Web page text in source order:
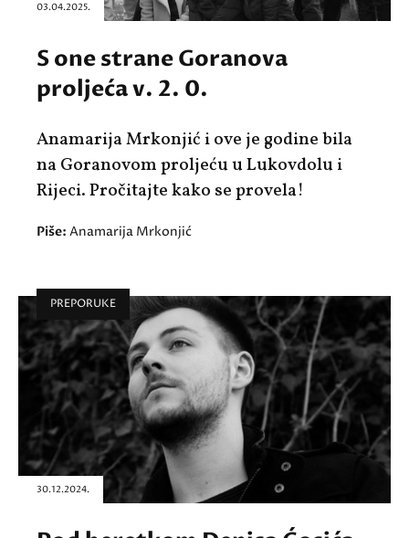
03.04.2025.
S one strane Goranova
proljeća v. 2. 0.
Anamarija Mrkonjić i ove je godine bila
na Goranovom proljeću u Lukovdolu i
Rijeci. Pročitajte kako se provela!
Piše: Anamarija Mrkonjić
PREPORUKE
30.12.2024.